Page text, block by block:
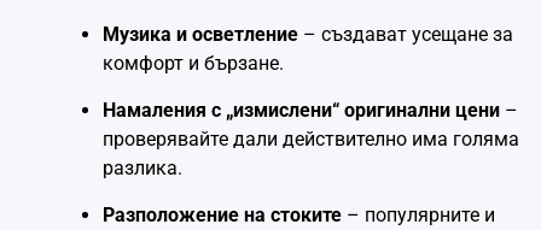
Музика и осветление – създават усещане за
комфорт и бързане.
Намаления с „измислени“ оригинални цени –
проверявайте дали действително има голяма
разлика.
Разположение на стоките – популярните и